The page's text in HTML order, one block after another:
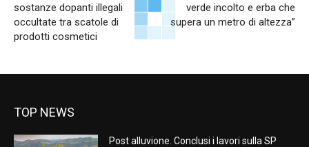
sostanze dopanti illegali
occultate tra scatole di
prodotti cosmetici
verde incolto e erba che
supera un metro di altezza”
TOP NEWS
Post alluvione. Conclusi i lavori sulla SP